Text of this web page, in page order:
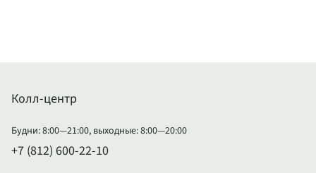
Колл-центр
Будни: 8:00—21:00, выходные: 8:00—20:00
+7 (812) 600-22-10